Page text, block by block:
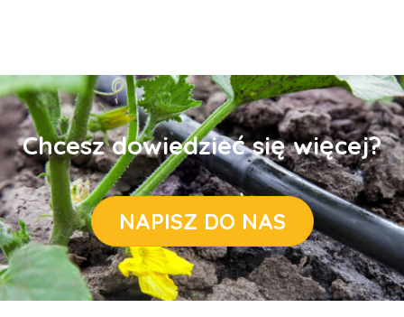
Chcesz dowiedzieć się więcej?
NAPISZ DO NAS